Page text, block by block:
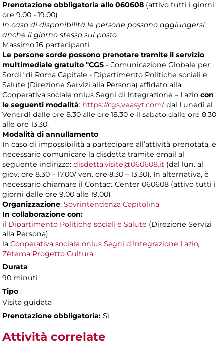
Prenotazione obbligatoria allo 060608 (attivo tutti i giorni
ore 9.00 - 19.00)
In caso di disponibilità le persone possono aggiungersi
anche il giorno stesso sul posto.
Massimo 16 partecipanti
Le persone sorde possono prenotare tramite il servizio
multimediale gratuito "CGS - Comunicazione Globale per
Sordi" di Roma Capitale - Dipartimento Politiche sociali e
Salute (Direzione Servizi alla Persona) affidato alla
Cooperativa sociale onlus Segni di Integrazione – Lazio con
le seguenti modalità: https://cgs.veasyt.com/dal Lunedì al
Venerdì dalle ore 8.30 alle ore 18.30 e il sabato dalle ore 8.30
alle ore 13.30.
Modalità di annullamento
In caso di impossibilità a partecipare all’attività prenotata, è
necessario comunicare la disdetta tramite email al
seguente indirizzo: disdetta.visite@060608.it (dal lun. al
giov. ore 8.30 – 17.00/ ven. ore 8.30 – 13.30). In alternativa, è
necessario chiamare il Contact Center 060608 (attivo tutti i
giorni dalle ore 9.00 alle 19.00).
Organizzazione: Sovrintendenza Capitolina
In collaborazione con:
il Dipartimento Politiche sociali e Salute (Direzione Servizi
alla Persona)
la Cooperativa sociale onlus Segni d’Integrazione Lazio,
Zètema Progetto Cultura
Durata
90 minuti
Tipo
Visita guidata
Prenotazione obbligatoria: Sì
Attività correlate